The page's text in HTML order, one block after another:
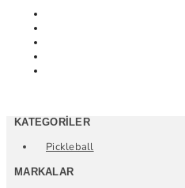
KATEGORILER
Pickleball
MARKALAR